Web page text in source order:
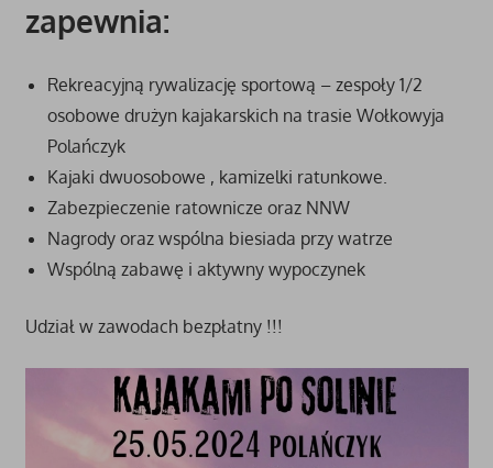
zapewnia:
Rekreacyjną rywalizację sportową – zespoły 1/2
osobowe drużyn kajakarskich na trasie Wołkowyja
Polańczyk
Kajaki dwuosobowe , kamizelki ratunkowe.
Zabezpieczenie ratownicze oraz NNW
Nagrody oraz wspólna biesiada przy watrze
Wspólną zabawę i aktywny wypoczynek
Udział w zawodach bezpłatny !!!